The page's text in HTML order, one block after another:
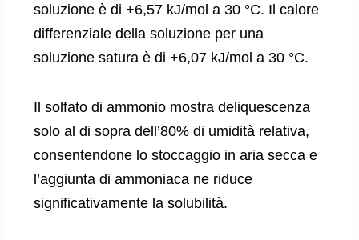
soluzione è di +6,57 kJ/mol a 30 °C. Il calore
differenziale della soluzione per una
soluzione satura è di +6,07 kJ/mol a 30 °C.
Il solfato di ammonio mostra deliquescenza
solo al di sopra dell’80% di umidità relativa,
consentendone lo stoccaggio in aria secca e
l’aggiunta di ammoniaca ne riduce
significativamente la solubilità.